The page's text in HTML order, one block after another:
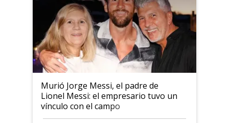
Murió Jorge Messi, el padre de
Lionel Messi: el empresario tuvo un
vínculo con el campo